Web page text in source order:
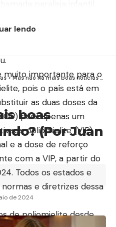
mais próximo para que
muito importante para o
pois o país está em
as duas doses da
para apenas um
poliomielite (VIP).
e a dose de reforço
com a VIP, a partir do
Todos os estados e
e diretrizes dessa
de poliomielite desde
lendo
>Mas não há mais boas notícias no mundo? (Por Juan Arias)
boas
(Por Juan
de 2024